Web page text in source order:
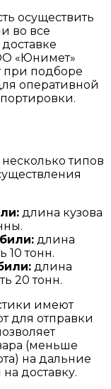
осуществить
во все
«Юнимет»
при подборе
оперативной
типов
длина кузова
длина
10 тонн.
длина
20 тонн.
имеют
для отправки
(меньше
на дальние
доставку.